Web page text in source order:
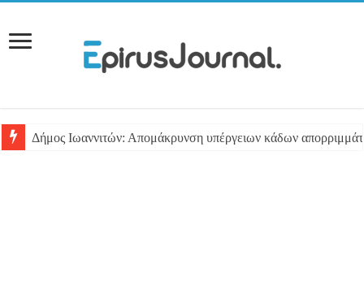
Δήμος Ιωαννιτών: Απομάκρυνση υπέργειων κάδων
Έκκληση για αιμοπετάλια από ασθενή στο Πανεπιστημιακό